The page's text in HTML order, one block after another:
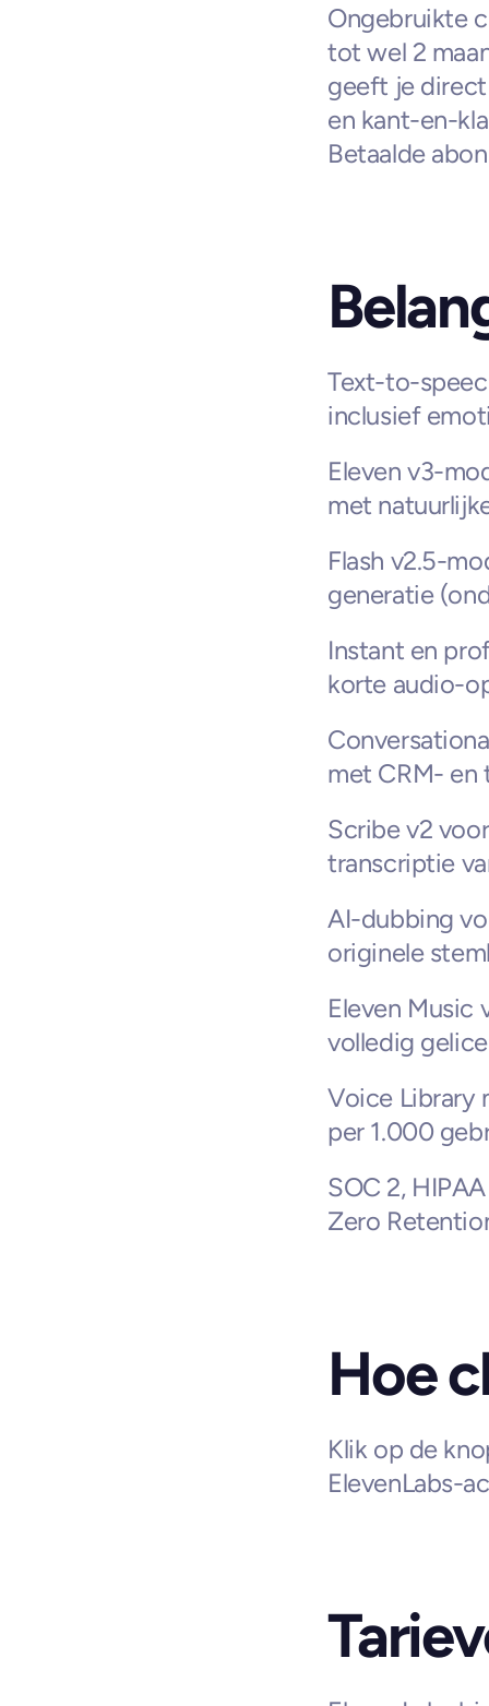
Ongebruikte
tot wel 2
geeft je
en kant-en-
Betaalde
Text-to-
inclusief
Eleven v3-
met
Flash v2.5-
generatie
Instant en
korte audio-
met CRM-
Scribe v2
transcriptie
AI-dubbing
originele
Eleven Music
volledig
Voice Library
per 1.000
SOC 2,
Zero
Hoe
Klik op de
ElevenLabs-